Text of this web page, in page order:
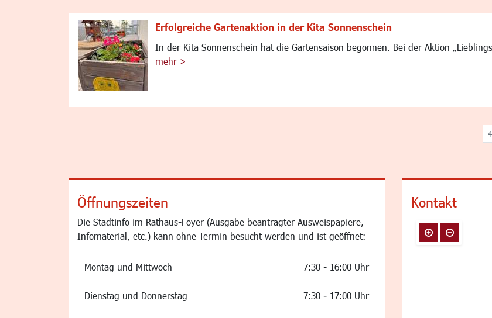
Erfolgreiche Gartenaktion in der Kita Sonnenschein
In der Kita Sonnenschein hat die Gartensaison begonnen. Bei der Aktion
mehr >
Öffnungszeiten
Die Stadtinfo im Rathaus-Foyer (Ausgabe beantragter Ausweispapiere,
Infomaterial, etc.) kann ohne Termin besucht werden und ist geöffnet:
Montag und Mittwoch 7:30 - 16:00 Uhr
Dienstag und Donnerstag 7:30 - 17:00 Uhr
Kontakt